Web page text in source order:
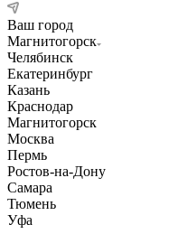
Ваш город
Магнитогорск
Челябинск
Екатеринбург
Казань
Краснодар
Магнитогорск
Москва
Пермь
Ростов-на-Дону
Самара
Тюмень
Уфа